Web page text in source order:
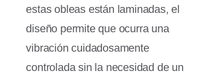
estas obleas están laminadas, el
diseño permite que ocurra una
vibración cuidadosamente
controlada sin la necesidad de un